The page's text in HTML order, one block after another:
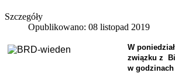
Szczegóły
Opublikowano: 08 listopad 2019
W
związku z
w godzinach